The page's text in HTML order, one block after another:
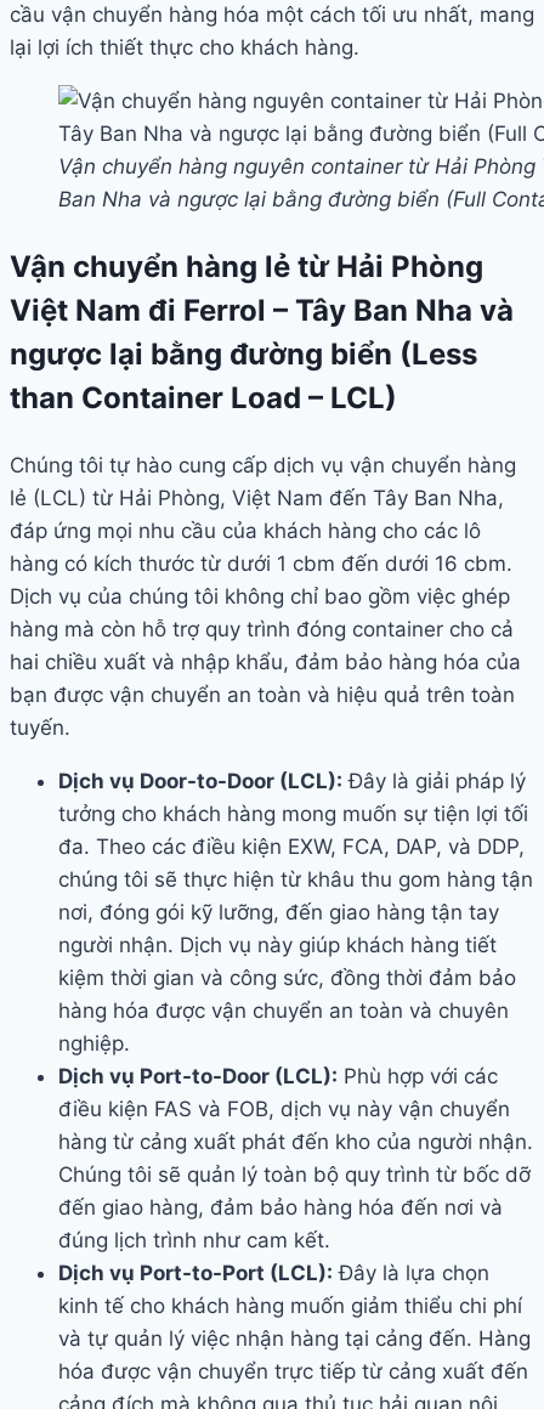
cầu vận chuyển hàng hóa một cách tối ưu nhất, mang
lại lợi ích thiết thực cho khách hàng.
Vận chuyển hàng nguyên container từ Hải
Ban Nha và ngược lại bằng đường biển (Full
Vận chuyển hàng lẻ từ Hải Phòng
Việt Nam đi Ferrol – Tây Ban Nha và
ngược lại bằng đường biển (Less
than Container Load – LCL)
Chúng tôi tự hào cung cấp dịch vụ vận chuyển hàng
lẻ (LCL) từ Hải Phòng, Việt Nam đến Tây Ban Nha,
đáp ứng mọi nhu cầu của khách hàng cho các lô
hàng có kích thước từ dưới 1 cbm đến dưới 16 cbm.
Dịch vụ của chúng tôi không chỉ bao gồm việc ghép
hàng mà còn hỗ trợ quy trình đóng container cho cả
hai chiều xuất và nhập khẩu, đảm bảo hàng hóa của
bạn được vận chuyển an toàn và hiệu quả trên toàn
tuyến.
Dịch vụ Door-to-Door (LCL): Đây là giải pháp lý
tưởng cho khách hàng mong muốn sự tiện lợi tối
đa. Theo các điều kiện EXW, FCA, DAP, và DDP,
chúng tôi sẽ thực hiện từ khâu thu gom hàng tận
nơi, đóng gói kỹ lưỡng, đến giao hàng tận tay
người nhận. Dịch vụ này giúp khách hàng tiết
kiệm thời gian và công sức, đồng thời đảm bảo
hàng hóa được vận chuyển an toàn và chuyên
nghiệp.
Dịch vụ Port-to-Door (LCL): Phù hợp với các
điều kiện FAS và FOB, dịch vụ này vận chuyển
hàng từ cảng xuất phát đến kho của người nhận.
Chúng tôi sẽ quản lý toàn bộ quy trình từ bốc dỡ
đến giao hàng, đảm bảo hàng hóa đến nơi và
đúng lịch trình như cam kết.
Dịch vụ Port-to-Port (LCL): Đây là lựa chọn
kinh tế cho khách hàng muốn giảm thiểu chi phí
và tự quản lý việc nhận hàng tại cảng đến. Hàng
hóa được vận chuyển trực tiếp từ cảng xuất đến
cảng đích mà không qua thủ tục hải quan nội